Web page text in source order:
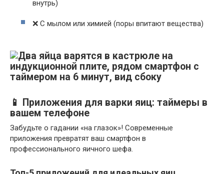
внутрь)
❌ С мылом или химией (поры впитают вещества)
📱 Приложения для варки яиц: таймеры в
вашем телефоне
Забудьте о гадании «на глазок»! Современные
приложения превратят ваш смартфон в
профессионального яичного шефа.